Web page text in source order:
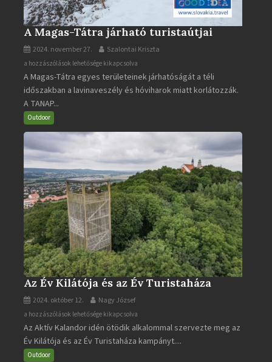
A Magas-Tátra járható turistaútjai
2024. november 27. Szalontai Kriszta
A
Magas-
Tátra
járható
turistaútjai
a hozzászólások lehetősége kikapcsolva
A Magas-Tátra egyes területeinek járhatóságát a téli
időszakban a lavinaveszély és hóviharok miatt korlátozzák.
A TANAP...
Outdoor
Az Év Kilátója és az Év Turistaháza
2024. október 12. Nagy József
Az
Év
Kilátója
és
a hozzászólások lehetősége kikapcsolva
Az Aktív Kalandor idén ötödik alkalommal szervezte meg az
Év Kilátója és az Év Turistaháza kampányt....
Outdoor